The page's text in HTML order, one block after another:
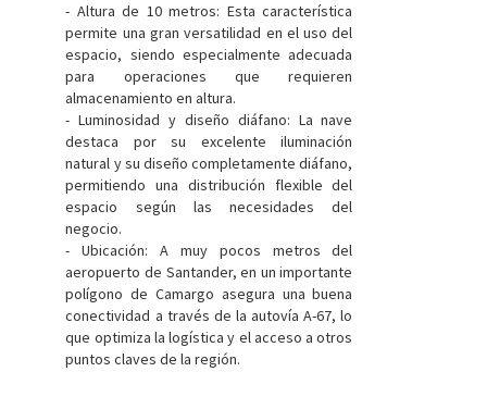
- Altura de 10 metros: Esta característica
permite una gran versatilidad en el uso del
espacio, siendo especialmente adecuada
para operaciones que requieren
almacenamiento en altura.
- Luminosidad y diseño diáfano: La nave
destaca por su excelente iluminación
natural y su diseño completamente diáfano,
permitiendo una distribución flexible del
espacio según las necesidades del
negocio.
- Ubicación: A muy pocos metros del
aeropuerto de Santander, en un importante
polígono de Camargo asegura una buena
conectividad a través de la autovía A-67, lo
que optimiza la logística y el acceso a otros
puntos claves de la región.